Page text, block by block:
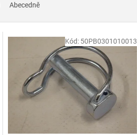
Abecedně
Kód: 50PB0301010013